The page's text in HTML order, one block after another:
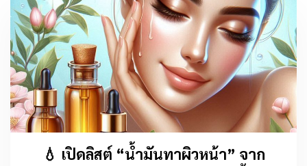
💧 เปิดลิสต์ “น้ำมันทาผิวหน้า” จาก